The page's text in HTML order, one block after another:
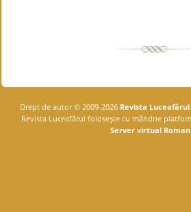
Drept de autor © 2009-2026 Revista Luceafărul
Revista Luceafărul foloseşte cu mândrie
Server virtual